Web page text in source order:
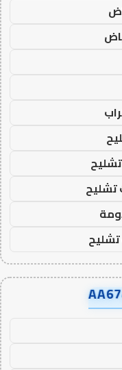
تشليح